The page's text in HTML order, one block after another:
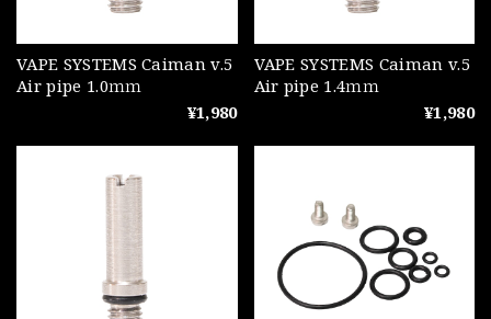
VAPE SYSTEMS Caiman v.5
Air pipe 1.0ｍｍ
¥1,980
VAPE SYSTEMS Caiman v.5
Air pipe 1.4ｍｍ
¥1,980